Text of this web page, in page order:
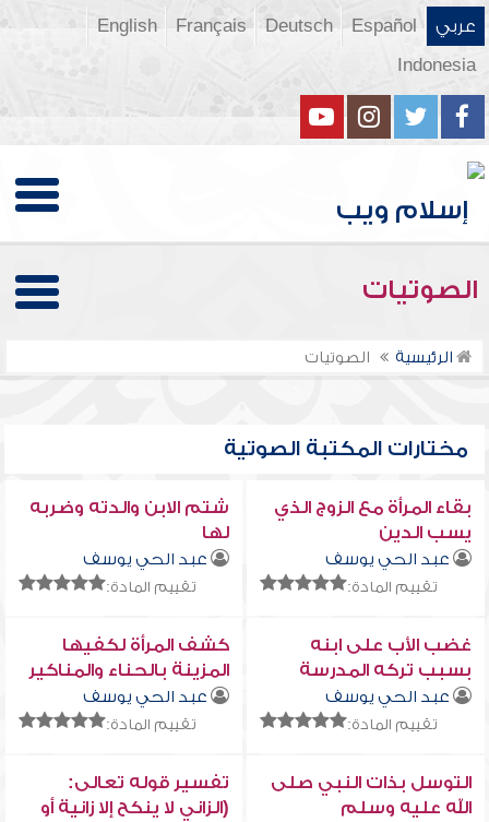
عربي Español
Deutsch
Français
English
Indonesia
الصوتيات
الرئيسية الصوتيات
مختارات المكتبة الصوتية
بقاء المرأة مع الزوج الذي
يسب الدين
عبد الحي يوسف
تقييم المادة:
شتم الابن والدته وضربه
لها
عبد الحي يوسف
تقييم المادة:
غضب الأب على ابنه
بسبب تركه المدرسة
عبد الحي يوسف
تقييم المادة:
كشف المرأة لكفيها
المزينة بالحناء والمناكير
والخواتم
عبد الحي يوسف
تقييم المادة:
التوسل بذات النبي صلى
الله عليه وسلم
تفسير قوله تعالى:
(الزاني لا ينكح إلا زانية أو